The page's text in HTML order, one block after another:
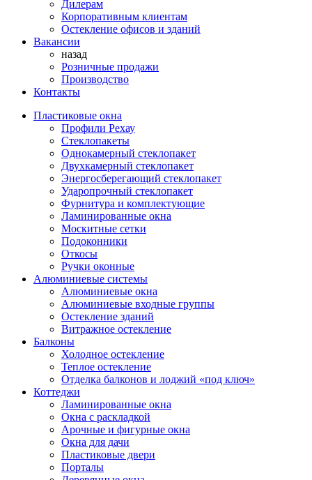
Дилерам
Корпоративным клиентам
Остекление офисов и зданий
Вакансии
назад
Розничные продажи
Производство
Контакты
Пластиковые окна
Профили Рехау
Стеклопакеты
Однокамерный стеклопакет
Двухкамерный стеклопакет
Энергосберегающий стеклопакет
Ударопрочный стеклопакет
Фурнитура и комплектующие
Ламинированные окна
Москитные сетки
Подоконники
Откосы
Ручки оконные
Алюминиевые системы
Алюминиевые окна
Алюминиевые входные группы
Остекление зданий
Витражное остекление
Балконы
Холодное остекление
Теплое остекление
Отделка балконов и лоджий «под ключ»
Коттеджи
Ламинированные окна
Окна с раскладкой
Арочные и фигурные окна
Окна для дачи
Пластиковые двери
Порталы